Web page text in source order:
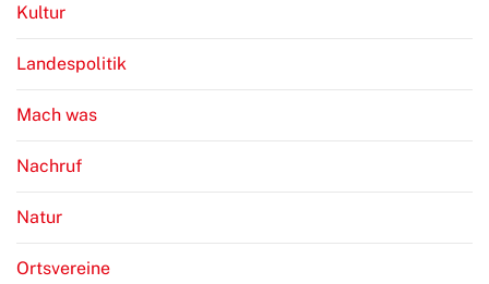
Kultur
Landespolitik
Mach was
Nachruf
Natur
Ortsvereine